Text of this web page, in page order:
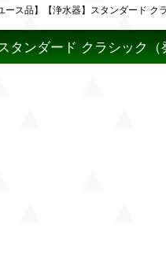
ース品】【浄水器】スタンダード ク
タンダード クラシック（